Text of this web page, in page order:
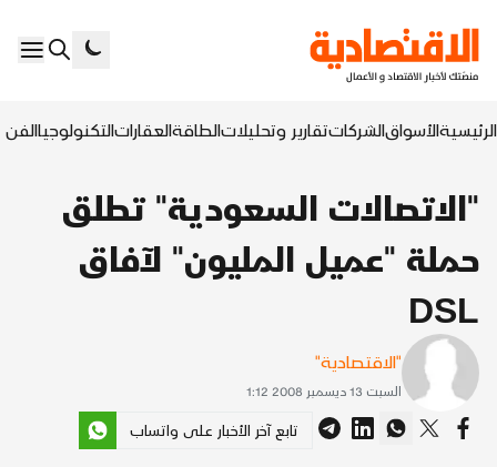
الرئيسيةالأسواقالشركاتتقارير وتحليلاتالطاقةالعقاراتالتكنولوجياالفن
"الاتصالات السعودية" تطلق
حملة "عميل المليون" لآفاق
DSL
"الاقتصادية"
السبت 13 ديسمبر 2008 1:12
تابع آخر الأخبار على واتساب